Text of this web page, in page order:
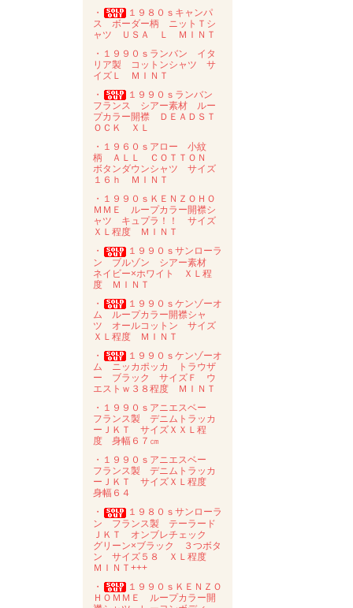
・
１９８０ｓキャンパ
ス ボーダー柄 ニットＴシ
ャツ ＵＳＡ Ｌ ＭＩＮＴ
・１９９０ｓランバン イタ
リア製 コットンシャツ サ
イズＬ ＭＩＮＴ
・
１９９０ｓランバン
フランス シアー素材 ルー
プカラー開襟 ＤＥＡＤＳＴ
ＯＣＫ ＸＬ
・１９６０ｓアロー 小紋
柄 ＡＬＬ ＣＯＴＴＯＮ
ボタンダウンシャツ サイズ
１６ｈ ＭＩＮＴ
・１９９０ｓＫＥＮＺＯＨＯ
ＭＭＥ ループカラー開襟シ
ャツ キュプラ！！ サイズ
ＸＬ程度 ＭＩＮＴ
・
１９９０ｓサンローラ
ン ブルゾン シアー素材
ネイビー×ホワイト ＸＬ程
度 ＭＩＮＴ
・
１９９０ｓケンゾーオ
ム ループカラー開襟シャ
ツ オールコットン サイズ
ＸＬ程度 ＭＩＮＴ
・
１９９０ｓケンゾーオ
ム ニッカポッカ トラウザ
ー ブラック サイズＦ ウ
エストｗ３８程度 ＭＩＮＴ
・１９９０ｓアニエスベー
フランス製 デニムトラッカ
ーＪＫＴ サイズＸＸＬ程
度 身幅６７㎝
・１９９０ｓアニエスベー
フランス製 デニムトラッカ
ーＪＫＴ サイズＸＬ程度
身幅６４
・
１９８０ｓサンローラ
ン フランス製 テーラード
ＪＫＴ オンブレチェック
グリーン×ブラック ３つボタ
ン サイズ５８ ＸＬ程度
ＭＩＮＴ+++
・
１９９０ｓＫＥＮＺＯ
ＨＯＭＭＥ ループカラー開